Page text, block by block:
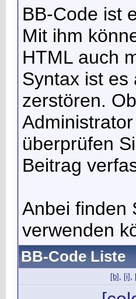
BB-Code ist
Mit ihm
HTML auch
Syntax ist es
zerstören.
überprüfen
Beitrag
Anbei finden
verwenden
BB-Code Liste
[b] , [i] ,